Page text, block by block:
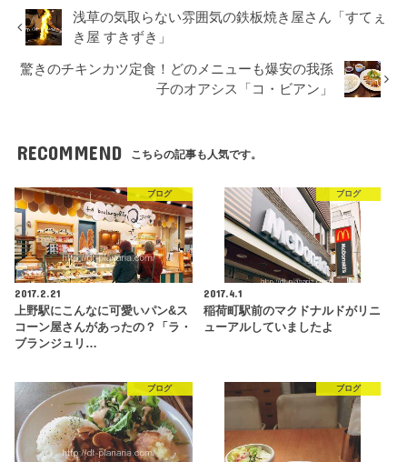
浅草の気取らない雰囲気の鉄板焼き屋さん「すてぇ
き屋 すきずき」
驚きのチキンカツ定食！どのメニューも爆安の我孫
子のオアシス「コ・ビアン」
RECOMMEND こちらの記事も人気です。
ブログ
2017.2.21
上野駅にこんなに可愛いパン&ス
コーン屋さんがあったの？「ラ・
ブランジュリ…
ブログ
2017.4.1
稲荷町駅前のマクドナルドがリニ
ューアルしていましたよ
ブログ ブログ